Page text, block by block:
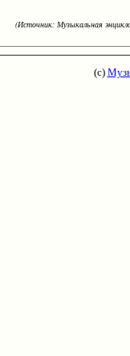
(Источник: Музыкальная
(с)